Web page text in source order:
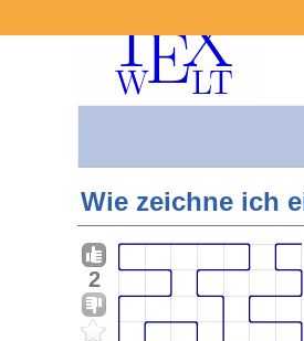
Wie zeichne ich
2